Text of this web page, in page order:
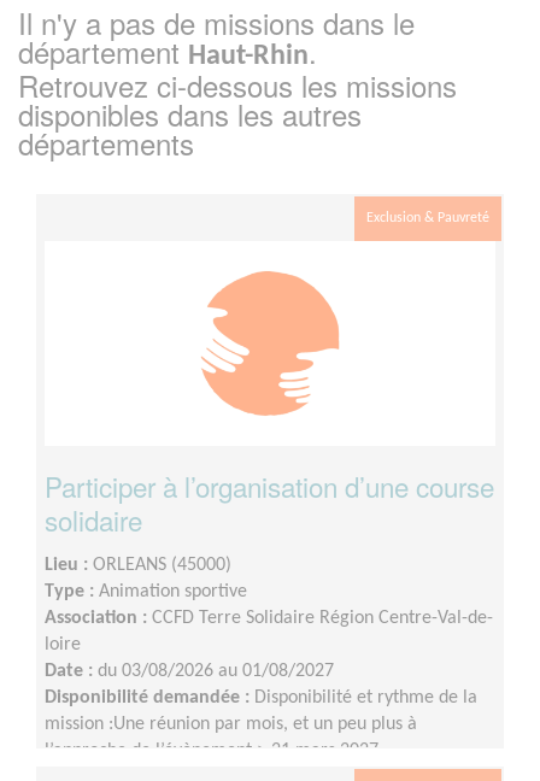
Il n'y a pas de missions dans le
département Haut-Rhin.
Retrouvez ci-dessous les missions
disponibles dans les autres
départements
Exclusion & Pauvreté
Participer à l’organisation d’une course
solidaire
Lieu : ORLEANS (45000)
Type : Animation sportive
Association : CCFD Terre Solidaire Région Centre-Val-de-
loire
Date : du 03/08/2026 au 01/08/2027
Disponibilité demandée : Disponibilité et rythme de la
mission :Une réunion par mois, et un peu plus à
l’approche de l’évènement > 21 mars 2027